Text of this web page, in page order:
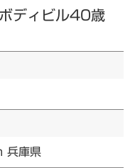
ディビル40歳
兵庫県